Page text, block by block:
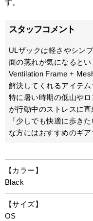
す。
スタッフコメント
ULザックは軽さやシン
面の蒸れが気になるとい
Ventilation Frame +
解決してくれるアイテム
特に暑い時期の低山や
が行動中のストレスに直
「少しでも快適に歩き
な方にはおすすめのギア
【カラー】
Black
【サイズ】
OS